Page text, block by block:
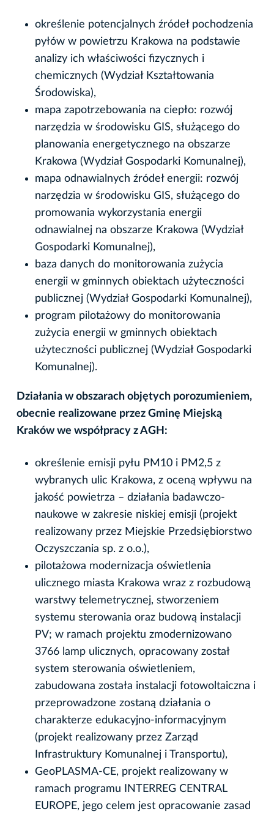
określenie potencjalnych źródeł pochodzenia
pyłów w powietrzu Krakowa na podstawie
analizy ich właściwości fizycznych i
chemicznych (Wydział Kształtowania
Środowiska),
mapa zapotrzebowania na ciepło: rozwój
narzędzia w środowisku GIS, służącego do
planowania energetycznego na obszarze
Krakowa (Wydział Gospodarki Komunalnej),
mapa odnawialnych źródeł energii: rozwój
narzędzia w środowisku GIS, służącego do
promowania wykorzystania energii
odnawialnej na obszarze Krakowa (Wydział
Gospodarki Komunalnej),
baza danych do monitorowania zużycia
energii w gminnych obiektach użyteczności
publicznej (Wydział Gospodarki Komunalnej),
program pilotażowy do monitorowania
zużycia energii w gminnych obiektach
użyteczności publicznej (Wydział Gospodarki
Komunalnej).
Działania w obszarach objętych porozumieniem,
obecnie realizowane przez Gminę Miejską
Kraków we współpracy z AGH:
określenie emisji pyłu PM10 i PM2,5 z
wybranych ulic Krakowa, z oceną wpływu na
jakość powietrza – działania badawczo-
naukowe w zakresie niskiej emisji (projekt
realizowany przez Miejskie Przedsiębiorstwo
Oczyszczania sp. z o.o.),
pilotażowa modernizacja oświetlenia
ulicznego miasta Krakowa wraz z rozbudową
warstwy telemetrycznej, stworzeniem
systemu sterowania oraz budową instalacji
PV; w ramach projektu zmodernizowano
3766 lamp ulicznych, opracowany został
system sterowania oświetleniem,
zabudowana została instalacji fotowoltaiczna i
przeprowadzone zostaną działania o
charakterze edukacyjno-informacyjnym
(projekt realizowany przez Zarząd
Infrastruktury Komunalnej i Transportu),
GeoPLASMA-CE, projekt realizowany w
ramach programu INTERREG CENTRAL
EUROPE, jego celem jest opracowanie zasad